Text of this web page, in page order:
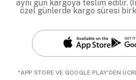
aynı gün kargoya teslim edilir.
özel günlerde kargo süresi
*APP STORE VE GOOGLE PLAY'DEN